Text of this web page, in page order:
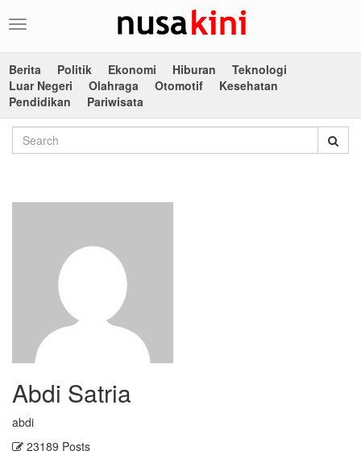
Toggle
Berita
Politik Ekonomi Hiburan
Teknologi
Luar Negeri
Olahraga Otomotif
Kesehatan
Pendidikan
Pariwisata
Abdi Satria
abdi
23189 Posts